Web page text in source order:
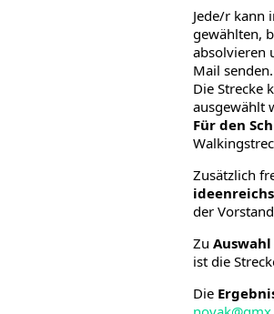
Jede/r kann
gewählten,
absolvieren
Mail senden.
Die Strecke
ausgewählt
Für den
Zusätzlich
der
Zu
ist die
Die